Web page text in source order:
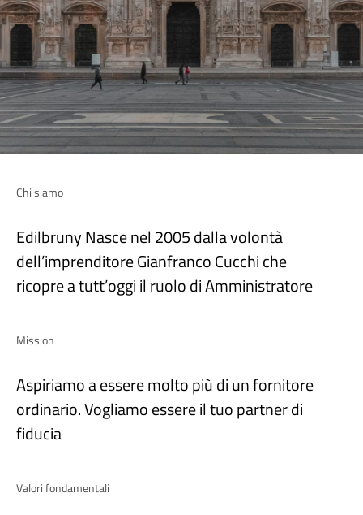
Chi siamo
Edilbruny Nasce nel 2005 dalla volontà
dell’imprenditore Gianfranco Cucchi che
ricopre a tutt’oggi il ruolo di Amministratore
Mission
Aspiriamo a essere molto più di un fornitore
ordinario. Vogliamo essere il tuo partner di
fiducia
Valori fondamentali